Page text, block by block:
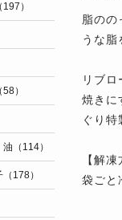
脂のの
うな脂
リブ
焼きに
ぐり
【解凍
袋ごと
）
）
（114）
178）